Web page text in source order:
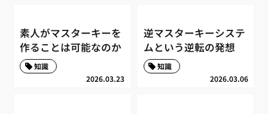
素人がマスターキーを
作ることは可能なのか
2026.03.23
知識
逆マスターキーシステ
ムという逆転の発想
2026.03.06
知識